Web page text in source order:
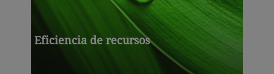
Eficiencia de recursos